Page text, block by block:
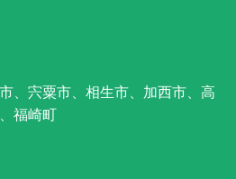
、宍粟市、相生市、加西市、高
福崎町